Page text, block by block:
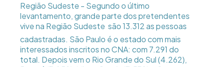
Região Sudeste - Segundo o último
levantamento, grande parte dos pretendentes
vive na Região Sudeste  são 13.312 as pessoas
cadastradas. São Paulo é o estado com mais
interessados inscritos no CNA: com 7.291 do
total. Depois vem o Rio Grande do Sul (4.262),